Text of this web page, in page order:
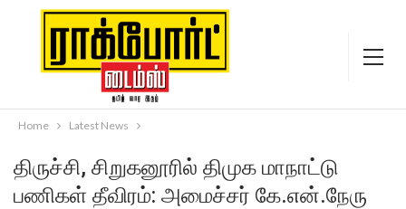
Home Latest News
திருச்சி, சிறுகனூரில் திமுக மாநாட்டு
பணிகள் தீவிரம்: அமைச்சர் கே.என்.நேரு